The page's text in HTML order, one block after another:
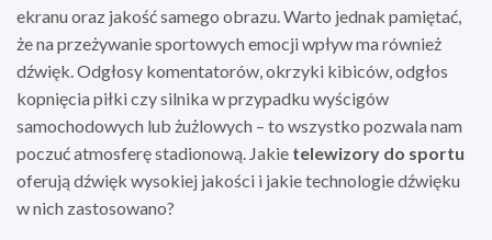
ekranu oraz jakość samego obrazu. Warto jednak pamiętać,
że na przeżywanie sportowych emocji wpływ ma również
dźwięk. Odgłosy komentatorów, okrzyki kibiców, odgłos
kopnięcia piłki czy silnika w przypadku wyścigów
samochodowych lub żużlowych – to wszystko pozwala nam
poczuć atmosferę stadionową. Jakie telewizory do sportu
oferują dźwięk wysokiej jakości i jakie technologie dźwięku
w nich zastosowano?